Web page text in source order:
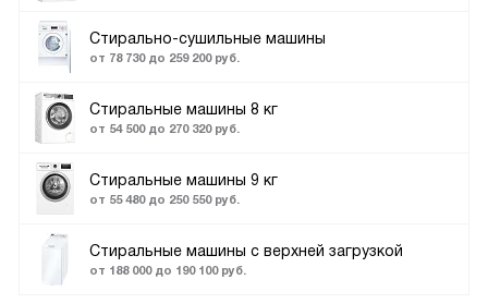
Стирально-сушильные машины
от 78 730 до 259 200 руб.
Стиральные машины 8 кг
от 54 500 до 270 320 руб.
Стиральные машины 9 кг
от 55 480 до 250 550 руб.
Стиральные машины с верхней загрузкой
от 188 000 до 190 100 руб.